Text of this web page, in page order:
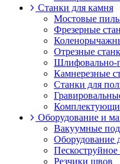
Станки для камня
Мостовые
Фрезерные
Отрезные
Шлифовально-
Камнерезные
Станки для
Оборудование и
Вакуумные
Оборудование
Резчики швов